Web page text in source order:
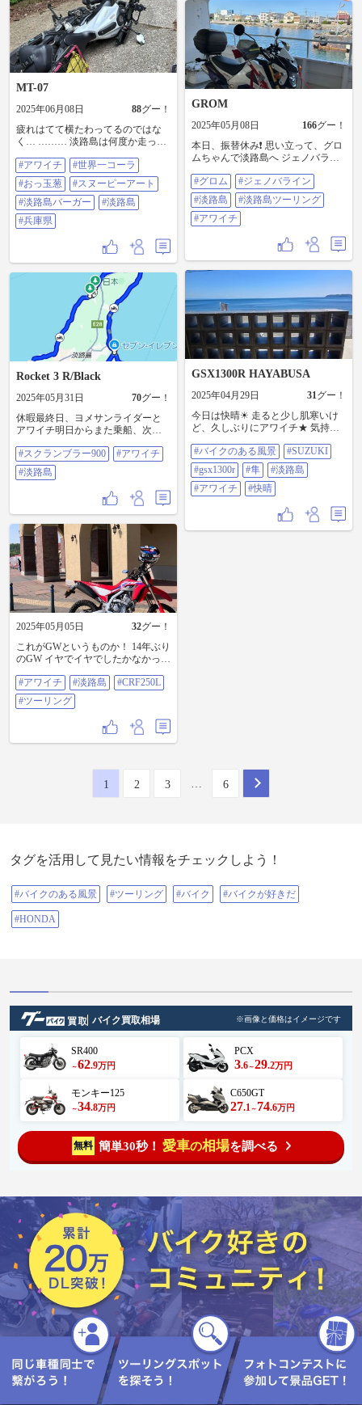
MT-07
2025年06月08日 88グー！
疲れはてて横たわってるのではな
く… ……… 淡路島は何度か走った
だったので本日決行。 島一周のセ
オリーどおりスタート地点と呼ば
れるポイントから時計回りに順調
に進み、ちょうど島の真南の辺り
で昼食、淡路島カレーを堪能。 そ
の後、コースからずれるけど、見
たいダムがあったので進むと、こ
れがもうとんでもない激坂ヘアピ
ンの連続。１速・２速を迷ってる
うちに失速、バランス崩れて倒れ
込んでしまった。😱😱 さすがに右
ミラーなしでは怖い。 40分ほど戻
れば南海部品があるとわかり、と
にかく間に合わせで付け替えても
らうことにした。 気を取り直して
再開。 投稿でよく見かける#世界一
コーラ 、#おっ玉葱 、#スヌー
ピーアート を取り敢えずおさえ
堪能。無事？スタート地点に戻る
たり来たりしたので予定より距離
と時間が伸びてしまった。 まあ、
こんなこともあらーなー 走行距
離 419.9km 使用燃料 14.16ℓ 燃
#アワイチ
#世界一コーラ
#おっ玉葱
#スヌーピーアート
#淡路島バーガー
#淡路島
#兵庫県
Rocket 3 R/Black
2025年05月31日 70グー！
休暇最終日、ヨメサンライダーと
アワイチ明日からまた乗船、次回
ンのタイヤ交換しなきゃです。 #ス
クランブラー900 #アワイチ #淡路
島
#スクランブラー900
#アワイチ
#淡路島
GROM
2025年05月08日 166グー！
本日、振替休み❗ 思い立って、グロ
ムちゃんで淡路島へ ジェノバライ
成😊 #グロム #ジェノバライン #淡
路島 #淡路島ツーリング #アワイチ
#グロム
#ジェノバライン
#淡路島
#淡路島ツーリング
#アワイチ
2025年05月05日 32グー！
これがGWというものか！ 14年ぶり
のGW イヤでイヤでしたかなかった
良くなる！ 行きたかった淡路島 ど
うしようかと思ったが1周しまし
た。 絶景レストランでタコの足食
べたかったが 入場制限。 福良で活
きしらす丼食べておいてよかっ
た。 ほんとにいい天気、いいコー
#CRF250L #ツーリング
#アワイチ #淡路島
#CRF250L
#ツーリング
GSX1300R HAYABUSA
2025年04月29日 31グー！
今日は快晴☀ 走ると少し肌寒いけ
ど、久しぶりにアワイチ★ 気持ち
体が辛い(笑) #バイクのある風景
#SUZUKI #gsx1300r #隼 #淡路島 #
アワイチ #快晴
#バイクのある風景
#SUZUKI
#gsx1300r
#隼
#淡路島
#アワイチ
#快晴
1 2 3 … 6
タグを活用して見たい情報をチェックしよう！
#バイクのある風景 #ツーリング #バイク #バイクが好きだ
#HONDA
バイク買取相場 ※画像と価格はイメージです
SR400
～62.9万円
PCX
3.6～29.2万円
モンキー125
～34.8万円
C650GT
27.1 ～ 74.6万円
無料 簡単30秒！ 愛車の相場を調べる